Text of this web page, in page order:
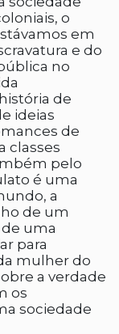
o
em
e do
no
de
ideias
de
classes
pelo
é uma
a
de um
uma
para
mulher do
a verdade
os
sociedade